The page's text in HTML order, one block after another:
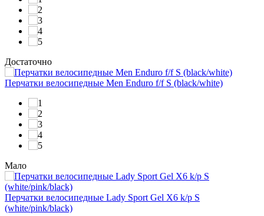
Достаточно
Перчатки велосипедные Men Enduro f/f S (black/white)
Мало
Перчатки велосипедные Lady Sport Gel X6 k/p S
(white/pink/black)